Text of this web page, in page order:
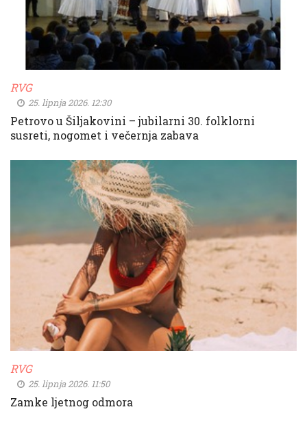
RVG
25. lipnja 2026. 12:30
Petrovo u Šiljakovini – jubilarni 30. folklorni
susreti, nogomet i večernja zabava
RVG
25. lipnja 2026. 11:50
Zamke ljetnog odmora